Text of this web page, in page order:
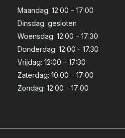
Maandag: 12:00 – 17:00
Dinsdag: gesloten
Woensdag: 12:00 – 17:30
Donderdag: 12.00 - 17.30
Vrijdag: 12:00 – 17:30
Zaterdag: 10.00 – 17:00
Zondag: 12:00 – 17:00